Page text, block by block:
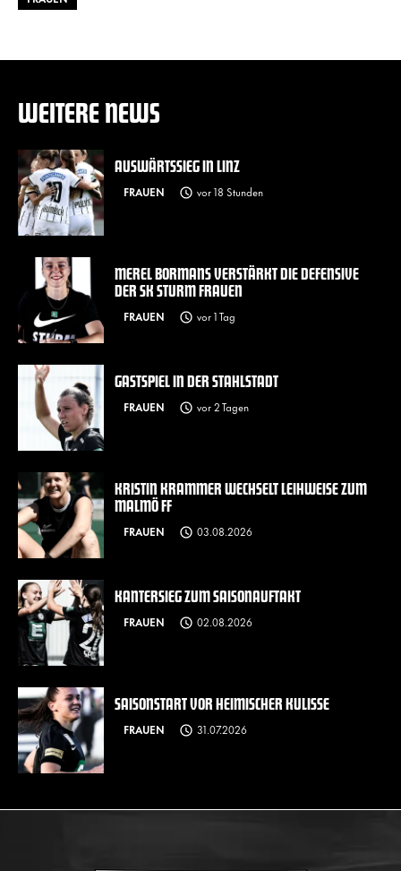
WEITERE NEWS
AUSWÄRTSSIEG IN LINZ
FRAUEN vor 18 Stunden
MEREL BORMANS VERSTÄRKT DIE DEFENSIVE
DER SK STURM FRAUEN
FRAUEN vor 1 Tag
GASTSPIEL IN DER STAHLSTADT
FRAUEN vor 2 Tagen
KRISTIN KRAMMER WECHSELT LEIHWEISE ZUM
MALMÖ FF
FRAUEN 03.08.2026
KANTERSIEG ZUM SAISONAUFTAKT
FRAUEN 02.08.2026
SAISONSTART VOR HEIMISCHER KULISSE
FRAUEN 31.07.2026